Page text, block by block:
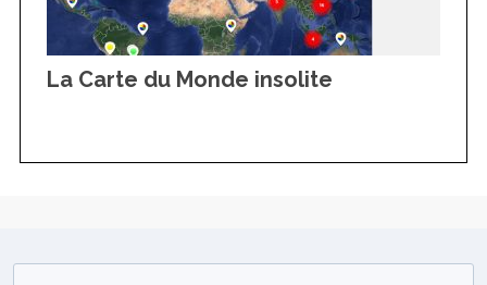
La Carte du Monde insolite